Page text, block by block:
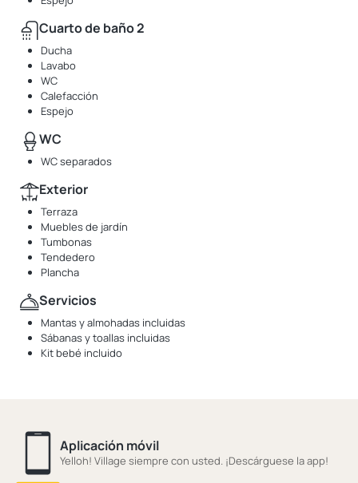
Cuarto de baño 2
Ducha
Lavabo
WC
Calefacción
Espejo
WC
WC separados
Exterior
Terraza
Muebles de jardín
Tumbonas
Tendedero
Plancha
Servicios
Mantas y almohadas incluidas
Sábanas y toallas incluidas
Kit bebé incluido
Aplicación móvil
Yelloh! Village siempre con usted. ¡Descárguese la app!